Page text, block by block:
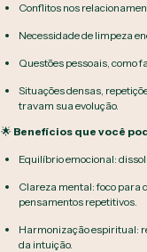
Conflitos nos
Necessidade de limpeza
Questões pessoais, como
Situações densas,
travam sua evolução.
🌟 Benefícios que você
Equilíbrio emocional:
Clareza mental: foco para
pensamentos repetitivos.
Harmonização espiritual:
da intuição.